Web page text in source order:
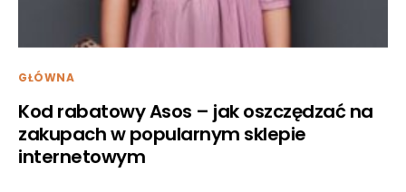
GŁÓWNA
Kod rabatowy Asos – jak oszczędzać na
zakupach w popularnym sklepie
internetowym